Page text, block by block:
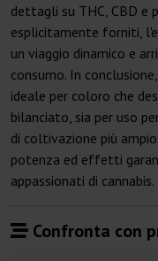
dettagli su THC, CBD e
esplicitamente forniti,
un viaggio dinamico e
consumo. In
ideale per coloro che
bilanciato, sia per uso
di coltivazione più
potenza ed effetti
appassionati di cannabis.
Confronta con